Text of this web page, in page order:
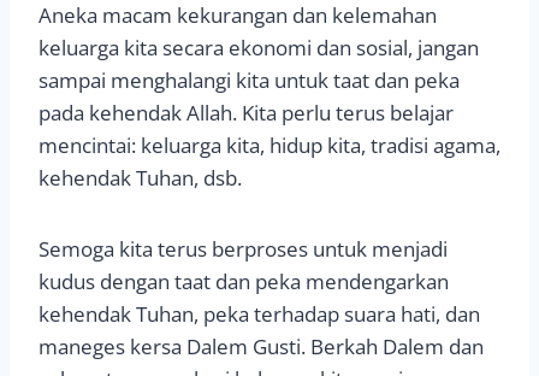
Aneka macam kekurangan dan kelemahan
keluarga kita secara ekonomi dan sosial, jangan
sampai menghalangi kita untuk taat dan peka
pada kehendak Allah. Kita perlu terus belajar
mencintai: keluarga kita, hidup kita, tradisi agama,
kehendak Tuhan, dsb.
Semoga kita terus berproses untuk menjadi
kudus dengan taat dan peka mendengarkan
kehendak Tuhan, peka terhadap suara hati, dan
maneges kersa Dalem Gusti. Berkah Dalem dan